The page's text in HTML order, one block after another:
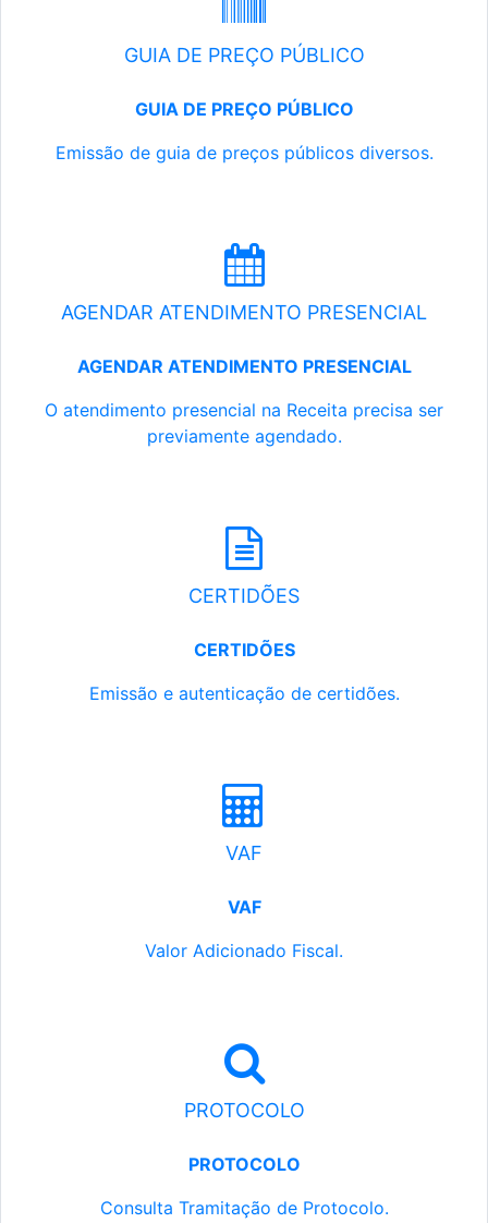
GUIA DE PREÇO PÚBLICO
GUIA DE PREÇO PÚBLICO
Emissão de guia de preços públicos diversos.
AGENDAR ATENDIMENTO PRESENCIAL
AGENDAR ATENDIMENTO PRESENCIAL
O atendimento presencial na Receita precisa ser
previamente agendado.
CERTIDÕES
CERTIDÕES
Emissão e autenticação de certidões.
VAF
VAF
Valor Adicionado Fiscal.
PROTOCOLO
PROTOCOLO
Consulta Tramitação de Protocolo.